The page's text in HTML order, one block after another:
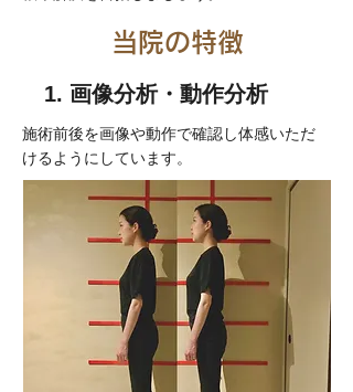
当院の特徴
1. 画像分析・動作分析
施術前後を画像や動作で確認し体感いただ
けるようにしています。